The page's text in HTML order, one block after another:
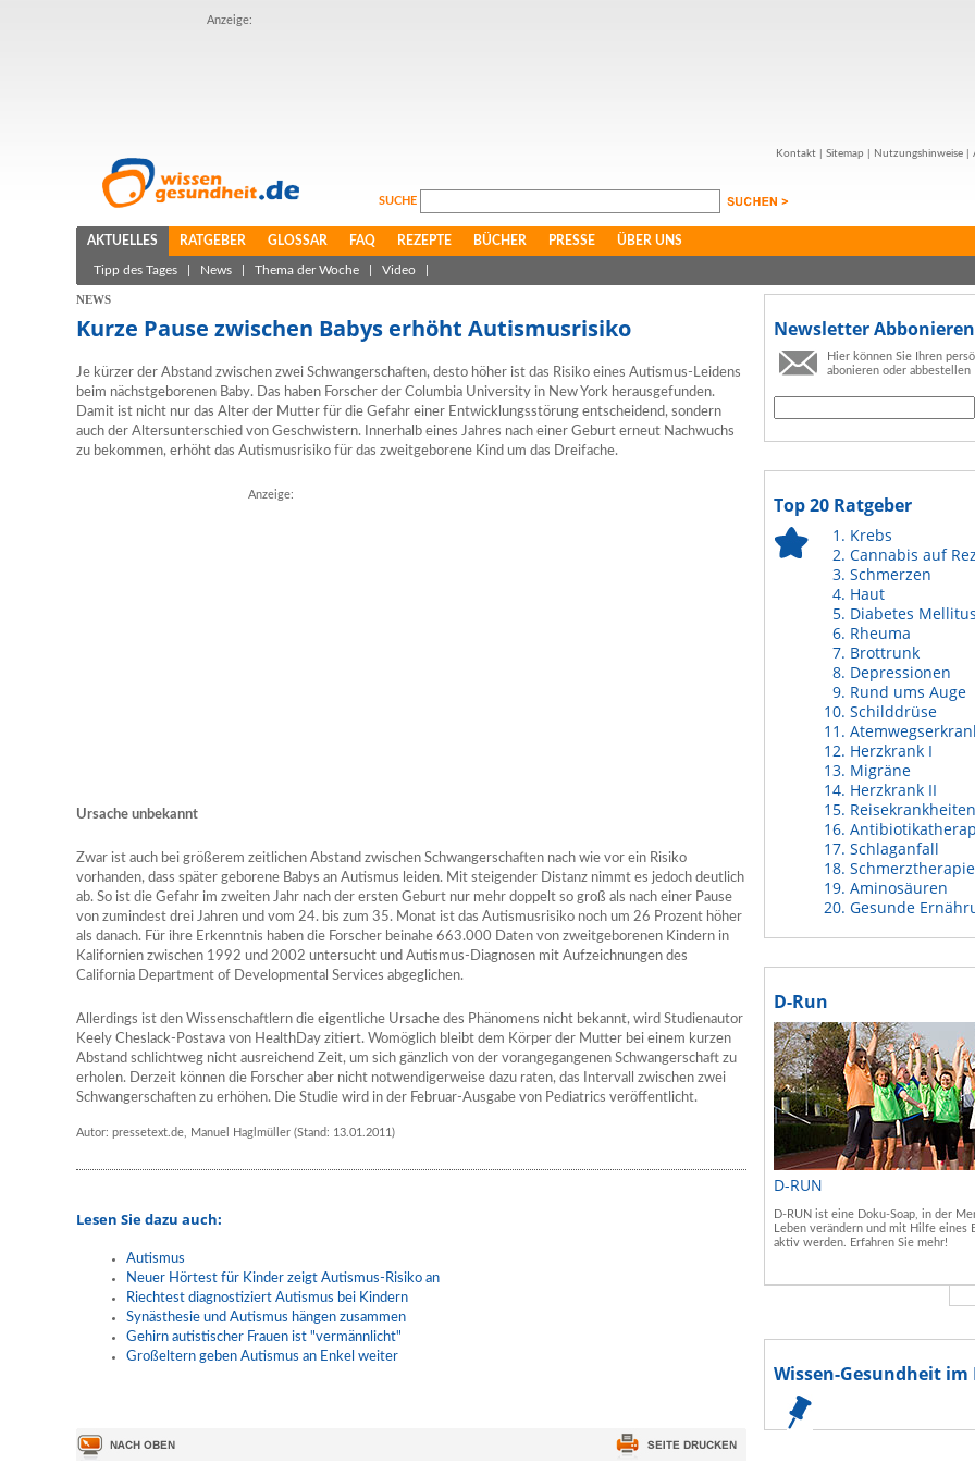
Anzeige:
Kontakt Sitemap Nutzungshinweise
SUCHE
AKTUELLES RATGEBER GLOSSAR FAQ REZEPTE BÜCHER PRESSE ÜBER UNS
Tipp des Tages News Thema der Woche Video
NEWS
Kurze Pause zwischen Babys erhöht Autismusrisiko
Je kürzer der Abstand zwischen zwei Schwangerschaften, desto höher ist das Risiko eines Autismus-Leidens
beim nächstgeborenen Baby. Das haben Forscher der Columbia University in New York herausgefunden.
Damit ist nicht nur das Alter der Mutter für die Gefahr einer Entwicklungsstörung entscheidend, sondern
auch der Altersunterschied von Geschwistern. Innerhalb eines Jahres nach einer Geburt erneut Nachwuchs
zu bekommen, erhöht das Autismusrisiko für das zweitgeborene Kind um das Dreifache.
Anzeige:
Ursache unbekannt
Zwar ist auch bei größerem zeitlichen Abstand zwischen Schwangerschaften nach wie vor ein Risiko
vorhanden, dass später geborene Babys an Autismus leiden. Mit steigender Distanz nimmt es jedoch deutlich
ab. So ist die Gefahr im zweiten Jahr nach der ersten Geburt nur mehr doppelt so groß als nach einer Pause
von zumindest drei Jahren und vom 24. bis zum 35. Monat ist das Autismusrisiko noch um 26 Prozent höher
als danach. Für ihre Erkenntnis haben die Forscher beinahe 663.000 Daten von zweitgeborenen Kindern in
Kalifornien zwischen 1992 und 2002 untersucht und Autismus-Diagnosen mit Aufzeichnungen des
California Department of Developmental Services abgeglichen.
Allerdings ist den Wissenschaftlern die eigentliche Ursache des Phänomens nicht bekannt, wird Studienautor
Keely Cheslack-Postava von HealthDay zitiert. Womöglich bleibt dem Körper der Mutter bei einem kurzen
Abstand schlichtweg nicht ausreichend Zeit, um sich gänzlich von der vorangegangenen Schwangerschaft zu
erholen. Derzeit können die Forscher aber nicht notwendigerweise dazu raten, das Intervall zwischen zwei
Schwangerschaften zu erhöhen. Die Studie wird in der Februar-Ausgabe von Pediatrics veröffentlicht.
Autor: pressetext.de, Manuel Haglmüller (Stand: 13.01.2011)
Lesen Sie dazu auch:
Autismus
Neuer Hörtest für Kinder zeigt Autismus-Risiko an
Riechtest diagnostiziert Autismus bei Kindern
Synästhesie und Autismus hängen zusammen
Gehirn autistischer Frauen ist "vermännlicht"
Großeltern geben Autismus an Enkel weiter
Newsletter Abbonieren
Hier können Sie Ihren
abonieren oder abbestellen
Top 20 Ratgeber
Krebs
Cannabis auf
Schmerzen
Haut
Diabetes Mellitus
Rheuma
Brottrunk
Depressionen
Rund ums Auge
Schilddrüse
Herzkrank I
Migräne
Herzkrank II
Reisekrankheiten
Schlaganfall
Schmerztherapie
Aminosäuren
Gesunde
D-Run
D-RUN
D-RUN ist eine Doku-Soap, in der
Leben verändern und mit Hilfe eines
aktiv werden. Erfahren Sie mehr!
Wissen-Gesundheit im